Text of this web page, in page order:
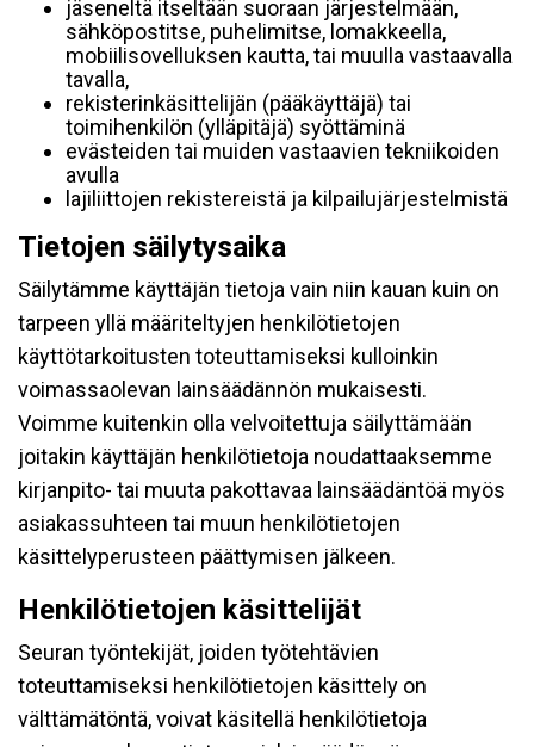
jäseneltä itseltään suoraan järjestelmään,
sähköpostitse, puhelimitse, lomakkeella,
mobiilisovelluksen kautta, tai muulla vastaavalla
tavalla,
rekisterinkäsittelijän (pääkäyttäjä) tai
toimihenkilön (ylläpitäjä) syöttäminä
evästeiden tai muiden vastaavien tekniikoiden
avulla
lajiliittojen rekistereistä ja kilpailujärjestelmistä
Tietojen säilytysaika
Säilytämme käyttäjän tietoja vain niin kauan kuin on
tarpeen yllä määriteltyjen henkilötietojen
käyttötarkoitusten toteuttamiseksi kulloinkin
voimassaolevan lainsäädännön mukaisesti.
Voimme kuitenkin olla velvoitettuja säilyttämään
joitakin käyttäjän henkilötietoja noudattaaksemme
kirjanpito- tai muuta pakottavaa lainsäädäntöä myös
asiakassuhteen tai muun henkilötietojen
käsittelyperusteen päättymisen jälkeen.
Henkilötietojen käsittelijät
Seuran työntekijät, joiden työtehtävien
toteuttamiseksi henkilötietojen käsittely on
välttämätöntä, voivat käsitellä henkilötietoja